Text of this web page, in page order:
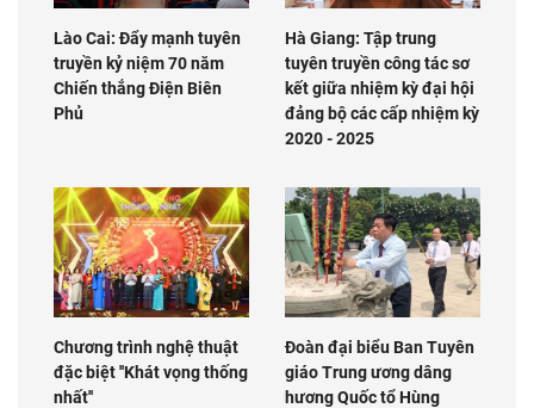
Lào Cai: Đẩy mạnh tuyên
truyền kỷ niệm 70 năm
Chiến thắng Điện Biên
Phủ
Hà Giang: Tập trung
tuyên truyền công tác sơ
kết giữa nhiệm kỳ đại hội
đảng bộ các cấp nhiệm kỳ
2020 - 2025
Chương trình nghệ thuật
đặc biệt ''Khát vọng thống
nhất''
Đoàn đại biểu Ban Tuyên
giáo Trung ương dâng
hương Quốc tổ Hùng